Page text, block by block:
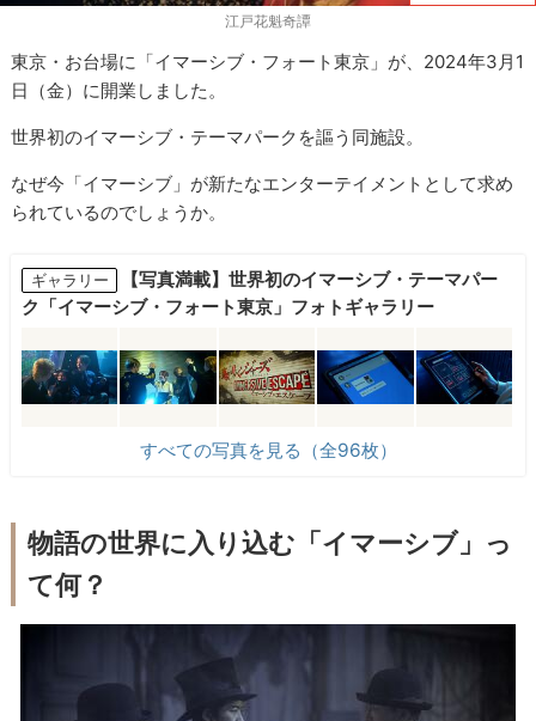
江戸花魁奇譚
東京・お台場に「イマーシブ・フォート東京」が、2024年3月1
日（金）に開業しました。
世界初のイマーシブ・テーマパークを謳う同施設。
なぜ今「イマーシブ」が新たなエンターテイメントとして求め
られているのでしょうか。
ギャラリー
【写真満載】世界初のイマーシブ・テーマパー
ク「イマーシブ・フォート東京」フォトギャラリー
すべての写真を見る（全96枚）
物語の世界に入り込む「イマーシブ」っ
て何？